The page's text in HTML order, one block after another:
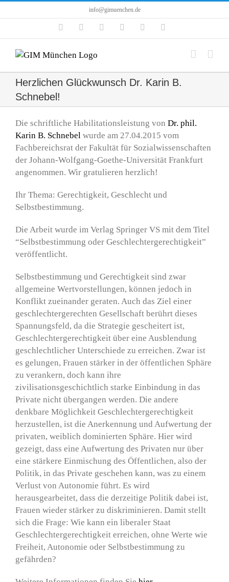
Inhalt
info@gimuenchen.de
FacebookInstagramLinkedIn YouTube
Herzlichen Glückwunsch Dr. Karin B.
Schnebel!
Die schriftliche Habilitationsleistung von Dr. phil.
Karin B. Schnebelwurde am 27.04.2015 vom
Fachbereichsrat der Fakultät für Sozialwissenschaften
der Johann-Wolfgang-Goethe-Universität Frankfurt
angenommen. Wir gratulieren herzlich!
Ihr Thema: Gerechtigkeit, Geschlecht und
Selbstbestimmung.
Die Arbeit wurde im Verlag Springer VS mit dem Titel
“Selbstbestimmung oder Geschlechtergerechtigkeit”
veröffentlicht.
Selbstbestimmung und Gerechtigkeit sind zwar
allgemeine Wertvorstellungen, können jedoch in
Konflikt zueinander geraten. Auch das Ziel einer
geschlechtergerechten Gesellschaft berührt dieses
Spannungsfeld, da die Strategie gescheitert ist,
Geschlechtergerechtigkeit über eine Ausblendung
geschlechtlicher Unterschiede zu erreichen. Zwar ist
es gelungen, Frauen stärker in der öffentlichen Sphäre
zu verankern, doch kann ihre
zivilisationsgeschichtlich starke Einbindung in das
Private nicht übergangen werden. Die andere
denkbare Möglichkeit Geschlechtergerechtigkeit
herzustellen, ist die Anerkennung und Aufwertung der
privaten, weiblich dominierten Sphäre. Hier wird
gezeigt, dass eine Aufwertung des Privaten nur über
eine stärkere Einmischung des Öffentlichen, also der
Politik, in das Private geschehen kann, was zu einem
Verlust von Autonomie führt. Es wird
herausgearbeitet, dass die derzeitige Politik dabei ist,
Frauen wieder stärker zu diskriminieren. Damit stellt
sich die Frage: Wie kann ein liberaler Staat
Geschlechtergerechtigkeit erreichen, ohne Werte wie
Freiheit, Autonomie oder Selbstbestimmung zu
gefährden?